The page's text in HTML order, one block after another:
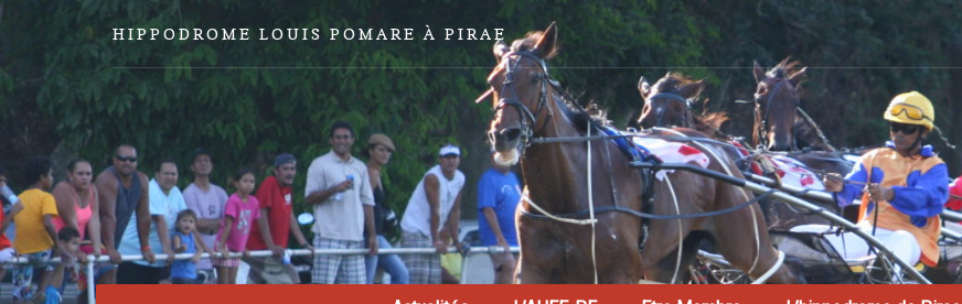
HIPPODROME LOUIS POMARE À PIRAE